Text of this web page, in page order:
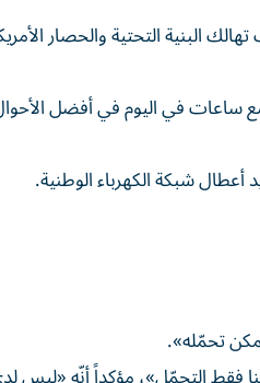
البنية التحتية والحصار
بضع ساعات في اليوم في أفضل
أعطال شبكة الكهرباء الوطنية.